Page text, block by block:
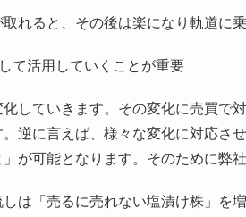
れると、その後は楽になり軌道に
て活用していくことが重要
していきます。その変化に売買で
逆に言えば、様々な変化に対応さ
が可能となります。そのために弊
は「売るに売れない塩漬け株」を増